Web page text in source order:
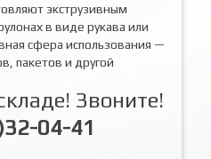
экструзивным
в виде рукава или
сфера использования —
пакетов и другой
Звоните!
04-41